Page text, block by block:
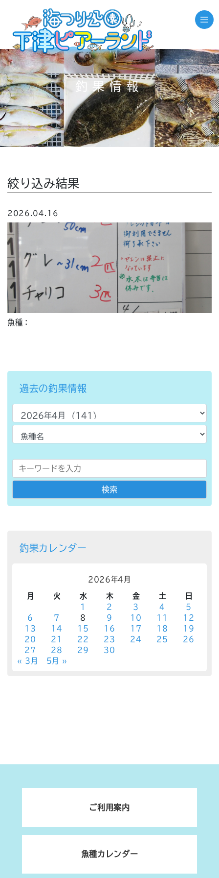
釣果情報
絞り込み結果
2026.04.16
魚種：
過去の釣果情報
釣果カレンダー
2026年4月
月 火 水 木 金 土
日
1
2 3 4
5
6
7 8 9 10 11
12
13
14 15 16 17 18
19
20
21 22 23 24 25
26
27
28 29
30
« 3月
5月 »
ご利用案内
魚種カレンダー